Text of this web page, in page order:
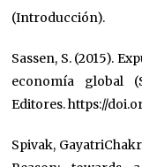
(Introducción).
Sassen, S. (2015).
economía global
Editores. https://
Spivak,